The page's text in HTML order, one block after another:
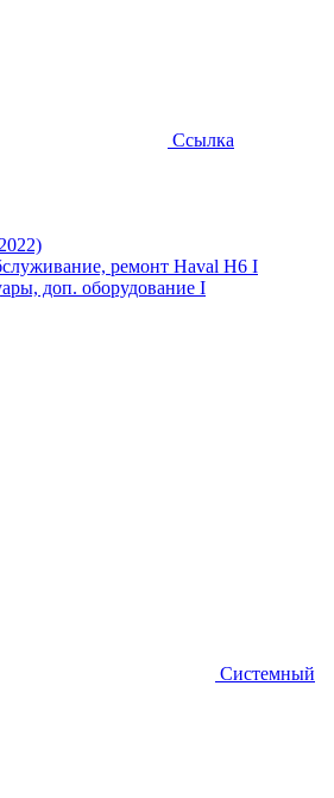
Ссылка
ремонт Haval H6 I
доп. оборудование I
Системный